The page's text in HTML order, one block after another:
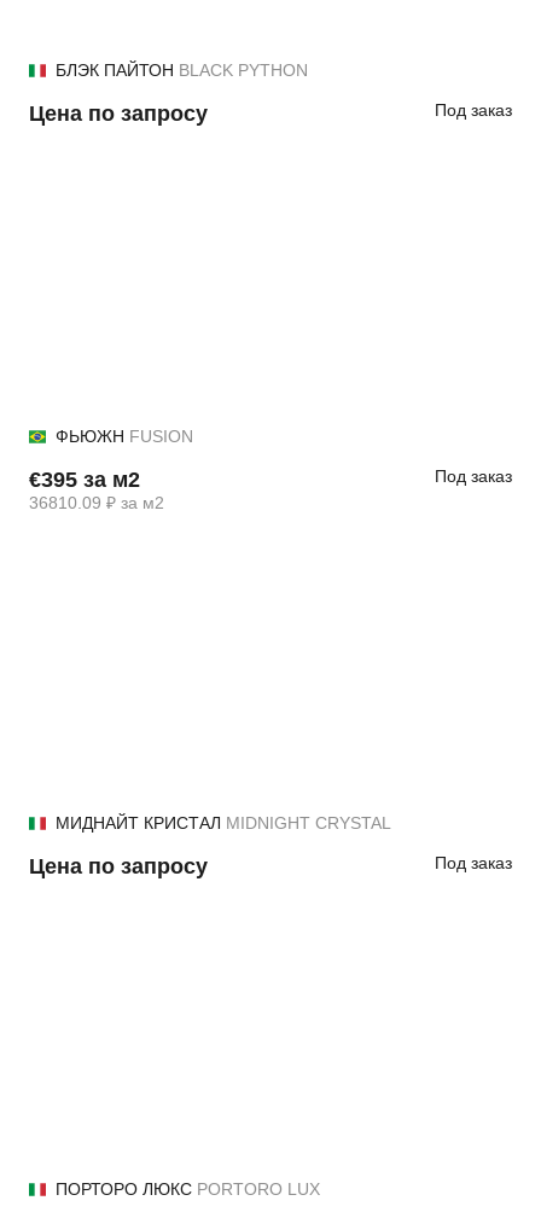
БЛЭК ПАЙТОН BLACK PYTHON
Цена по запросу Под заказ
ФЬЮЖН FUSION
€395 за м2
36810.09 ₽ за м2
Под заказ
МИДНАЙТ КРИСТАЛ MIDNIGHT CRYSTAL
Цена по запросу Под заказ
ПОРТОРО ЛЮКС PORTORO LUX